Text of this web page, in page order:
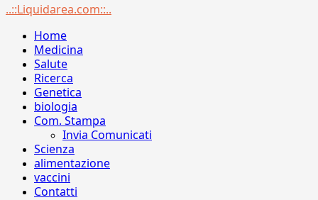
Menu
..::Liquidarea.com::..
Home
Medicina
Salute
Ricerca
Genetica
biologia
Com. Stampa
Invia Comunicati
Scienza
alimentazione
vaccini
Contatti